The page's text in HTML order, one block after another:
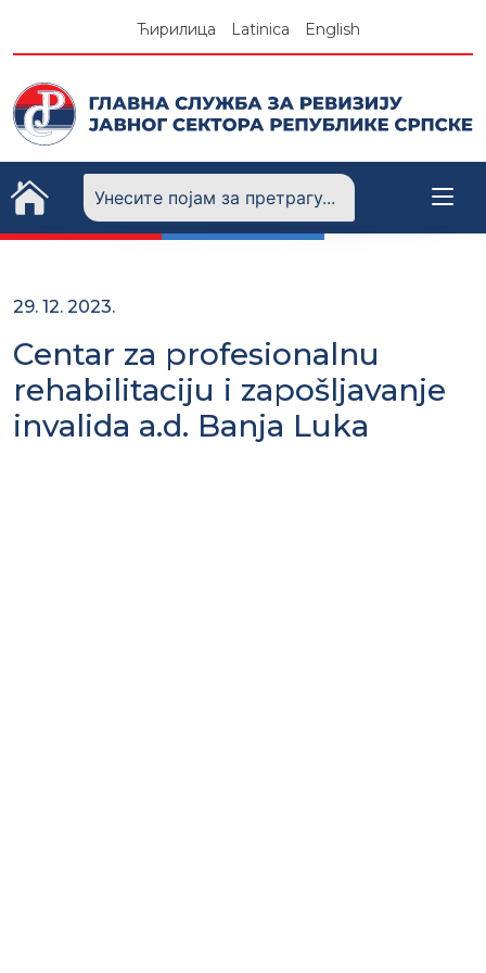
Ћирилица Latinica English
29. 12. 2023.
Centar za profesionalnu
rehabilitaciju i zapošljavanje
invalida a.d. Banja Luka